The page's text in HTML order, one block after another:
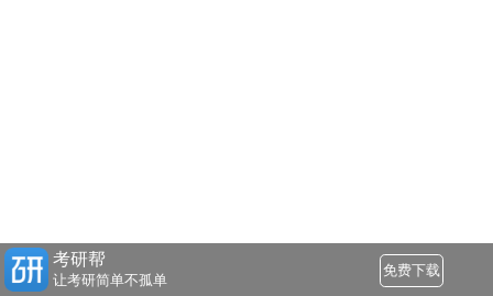
考研帮
让考研简单不孤单
免费下载